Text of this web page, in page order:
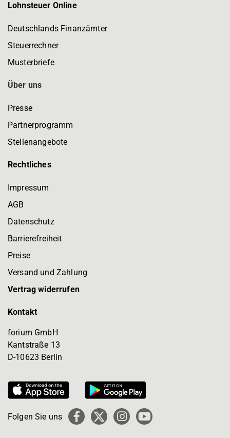
Lohnsteuer Online
Deutschlands Finanzämter
Steuerrechner
Musterbriefe
Über uns
Presse
Partnerprogramm
Stellenangebote
Rechtliches
Impressum
AGB
Datenschutz
Barrierefreiheit
Preise
Versand und Zahlung
Vertrag widerrufen
Kontakt
forium GmbH
Kantstraße 13
D-10623 Berlin
Folgen Sie uns Facebook
X
Instagram